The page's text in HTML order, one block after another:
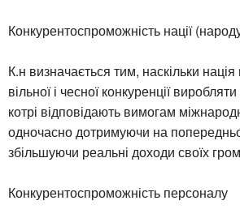
Конкурентоспроможність нації
К.н визначається тим, наскільки
вільної і чесної конкуренції
котрі відповідають вимогам
одночасно дотримуючи на
збільшуючи реальні доходи своїх
Конкурентоспроможність персоналу